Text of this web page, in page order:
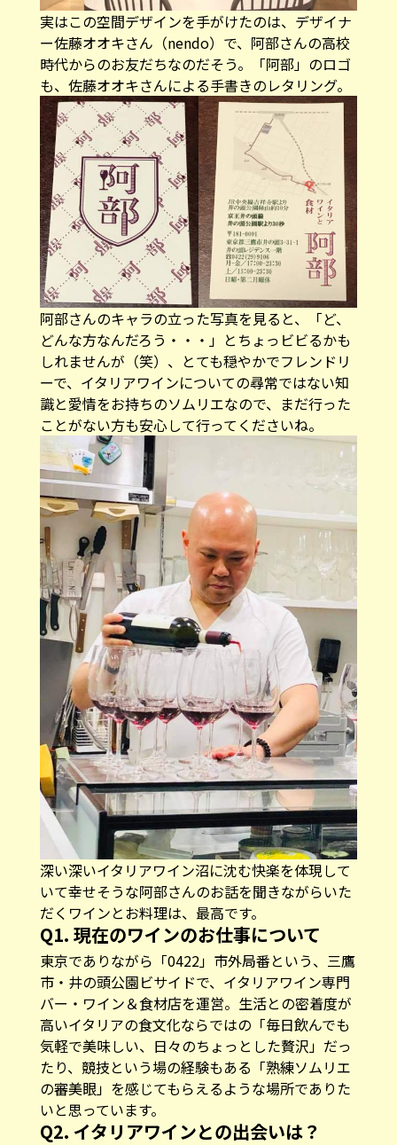
実はこの空間デザインを手がけたのは、デザイナ
ー佐藤オオキさん（nendo）で、阿部さんの高校
時代からのお友だちなのだそう。「阿部」のロゴ
も、佐藤オオキさんによる手書きのレタリング。
阿部さんのキャラの立った写真を見ると、「ど、
どんな方なんだろう・・・」とちょっビビるかも
しれませんが（笑）、とても穏やかでフレンドリ
ーで、イタリアワインについての尋常ではない知
識と愛情をお持ちのソムリエなので、まだ行った
ことがない方も安心して行ってくださいね。
深い深いイタリアワイン沼に沈む快楽を体現して
いて幸せそうな阿部さんのお話を聞きながらいた
だくワインとお料理は、最高です。
Q1. 現在のワインのお仕事について
東京でありながら「0422」市外局番という、三鷹
市・井の頭公園ビサイドで、イタリアワイン専門
バー・ワイン＆食材店を運営。生活との密着度が
高いイタリアの食文化ならではの「毎日飲んでも
気軽で美味しい、日々のちょっとした贅沢」だっ
たり、競技という場の経験もある「熟練ソムリエ
の審美眼」を感じてもらえるような場所でありた
いと思っています。
Q2. イタリアワインとの出会いは？